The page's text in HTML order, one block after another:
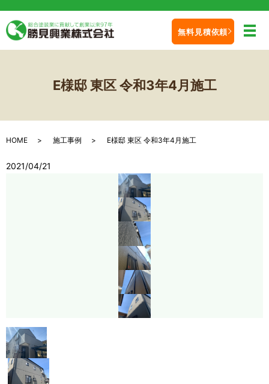
無料見積依頼 メ
E様邸 東区 令和3年4月施工
HOME 施工事例 E様邸 東区 令和3年4月施工
2021/04/21